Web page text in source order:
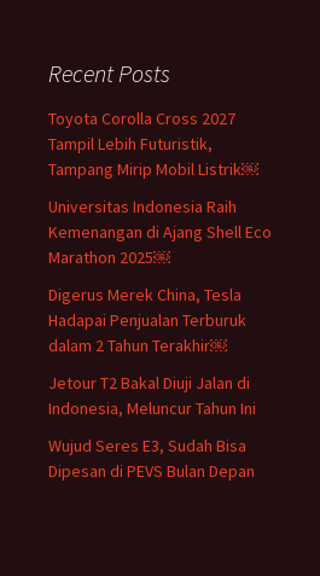
Recent Posts
Toyota Corolla Cross 2027
Tampil Lebih Futuristik,
Tampang Mirip Mobil Listrik￼
Universitas Indonesia Raih
Kemenangan di Ajang Shell Eco
Marathon 2025￼
Digerus Merek China, Tesla
Hadapai Penjualan Terburuk
dalam 2 Tahun Terakhir￼
Jetour T2 Bakal Diuji Jalan di
Indonesia, Meluncur Tahun Ini
Wujud Seres E3, Sudah Bisa
Dipesan di PEVS Bulan Depan